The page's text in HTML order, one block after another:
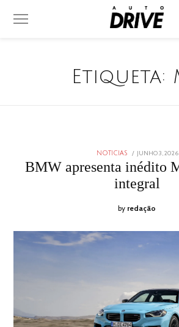
Etiqueta:
NOTICIAS
POSTED
ON
JUNHO 3, 2026
BMW apresenta inédito
integral
by redação